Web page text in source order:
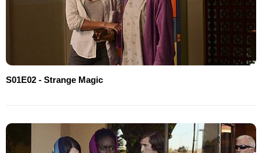
S01E02 - Strange Magic